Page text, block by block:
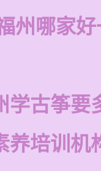
州哪家
学古筝要
养培训机